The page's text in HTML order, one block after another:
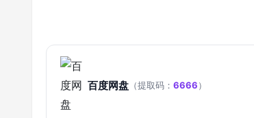
百度网盘 （提取码： 6666）